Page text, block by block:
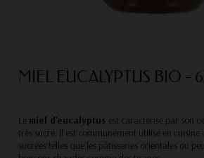
MIEL EUCALYPTUS BIO -
Le miel d'eucalyptus est caractérisé par son
très sucré. Il est communément utilisé en
sucrées telles que les pâtisseries orientales ou